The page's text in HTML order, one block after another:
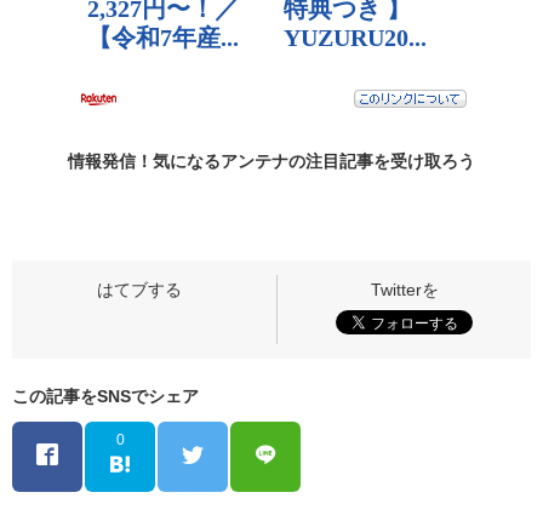
情報発信！気になるアンテナの注目記事を受け取ろう
この記事をSNSでシェア
0